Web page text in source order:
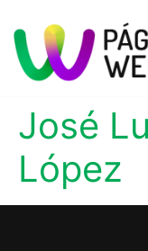
José
López